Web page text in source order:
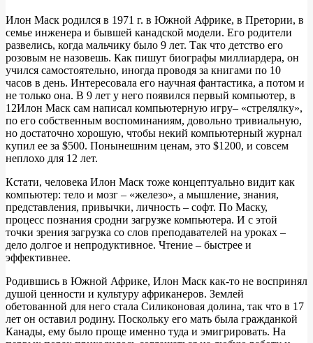
Илон Маск родился в 1971 г. в Южной Африке, в Претории, в
семье инженера и бывшей канадской модели. Его родители
развелись, когда мальчику было 9 лет. Так что детство его
розовым не назовешь. Как пишут биографы миллиардера, он
учился самостоятельно, иногда проводя за книгами по 10
часов в день. Интересовала его научная фантастика, а потом и
не только она. В 9 лет у него появился первый компьютер, в
12Илон Маск сам написал компьютерную игру– «стрелялку»,
по его собственным воспоминаниям, довольно тривиальную,
но достаточно хорошую, чтобы некий компьютерный журнал
купил ее за $500. Понынешним ценам, это $1200, и совсем
неплохо для 12 лет.
Кстати, человека Илон Маск тоже концептуально видит как
компьютер: тело и мозг – «железо», а мышление, знания,
представления, привычки, личность – софт. По Маску,
процесс познания сродни загрузке компьютера. И с этой
точки зрения загрузка со слов преподавателей на уроках –
дело долгое и непродуктивное. Чтение – быстрее и
эффективнее.
Родившись в Южной Африке, Илон Маск как-то не воспринял
душой ценности и культуру африканеров. Землей
обетованной для него стала Силиконовая долина, так что в 17
лет он оставил родину. Поскольку его мать была гражданкой
Канады, ему было проще именно туда и эмигрировать. На